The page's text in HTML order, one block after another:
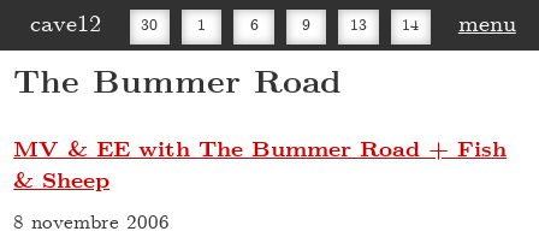
cave12 30 1 6 9 13 14
27
menu
The Bummer Road
MV & EE with The Bummer Road + Fish
& Sheep
8 novembre 2006